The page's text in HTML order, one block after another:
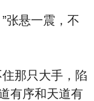
悬一震，不
那只大手，陷
有序和天道有